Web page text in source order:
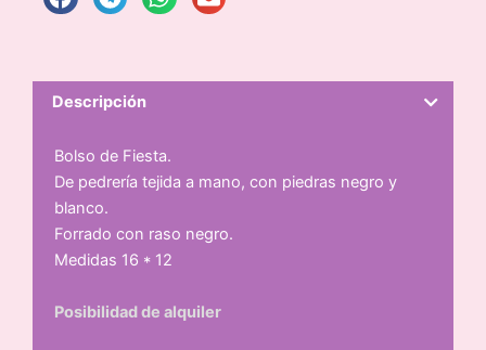
Descripción
Bolso de Fiesta.
De pedrería tejida a mano, con piedras negro y
blanco.
Forrado con raso negro.
Medidas 16 * 12
Posibilidad de alquiler